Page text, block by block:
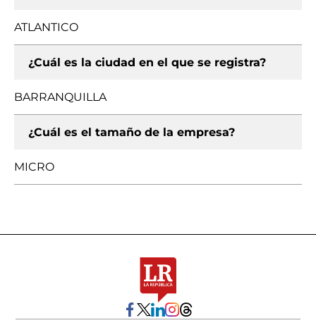
ATLANTICO
¿Cuál es la ciudad en el que se registra?
BARRANQUILLA
¿Cuál es el tamaño de la empresa?
MICRO